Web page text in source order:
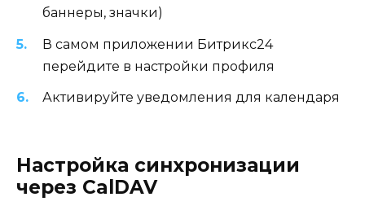
баннеры, значки)
В самом приложении Битрикс24
перейдите в настройки профиля
Активируйте уведомления для календаря
Настройка синхронизации
через CalDAV